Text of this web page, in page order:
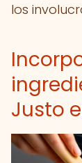
los
Justo